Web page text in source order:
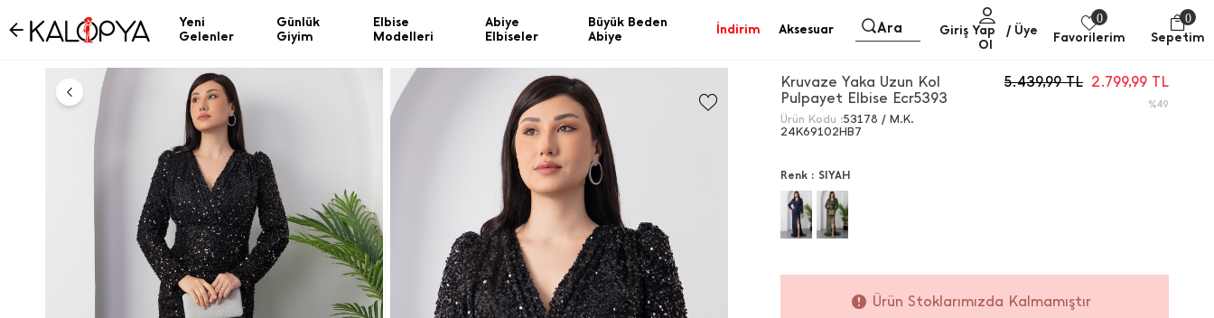
Yeni
Gelenler
Günlük
Giyim
Elbise
Modelleri
Abiye
Elbiseler
Büyük Beden
Abiye
İndirim Aksesuar Ara Giriş Yap
/ Üye
Ol
0
Favorilerim
0
Sepetim
Kruvaze Yaka Uzun Kol
Pulpayet Elbise Ecr5393
Ürün Kodu :53178 / M.K.
24K69102HB7
5.439,99TL 2.799,99 TL
%49
Renk : SIYAH
Ürün Stoklarımızda Kalmamıştır